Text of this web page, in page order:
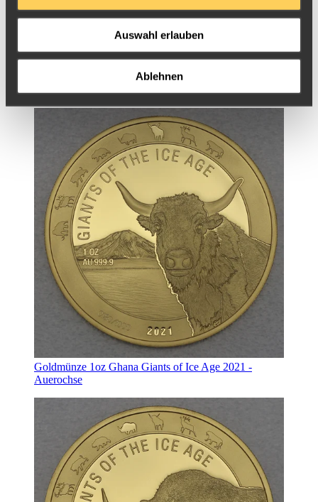
Auswahl erlauben
Ablehnen
Goldmünze 1oz Ghana Giants of Ice Age 2020 -
Säbelzahnkatze
Goldmünze 1oz Ghana Giants of Ice Age 2021 -
Auerochse